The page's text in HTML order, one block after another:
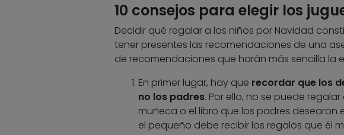
10 consejos para elegir los
Decidir qué regalar a los niños por Navidad
tener presentes las recomendaciones de una
de recomendaciones que harán más sencilla la
En primer lugar, hay que recordar que los
no los padres. Por ello, no se puede
muñeca o el libro que los padres desearon
el pequeño debe recibir los regalos que él